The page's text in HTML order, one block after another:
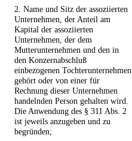
2. Name und Sitz der assoziierten
Unternehmen, der Anteil am
Kapital der assoziierten
Unternehmen, der dem
Mutterunternehmen und den in
den Konzernabschluß
einbezogenen Tochterunternehmen
gehört oder von einer für
Rechnung dieser Unternehmen
handelnden Person gehalten wird.
Die Anwendung des § 311 Abs. 2
ist jeweils anzugeben und zu
begründen;